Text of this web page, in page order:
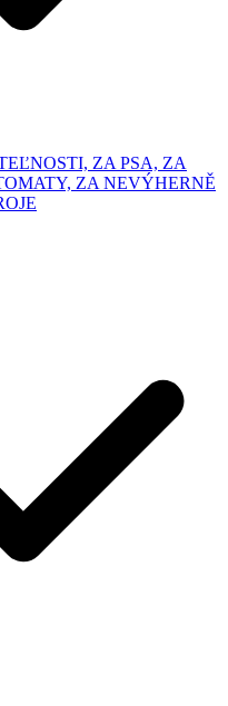
ZA PSA, ZA
ZA NEVÝHERNĚ